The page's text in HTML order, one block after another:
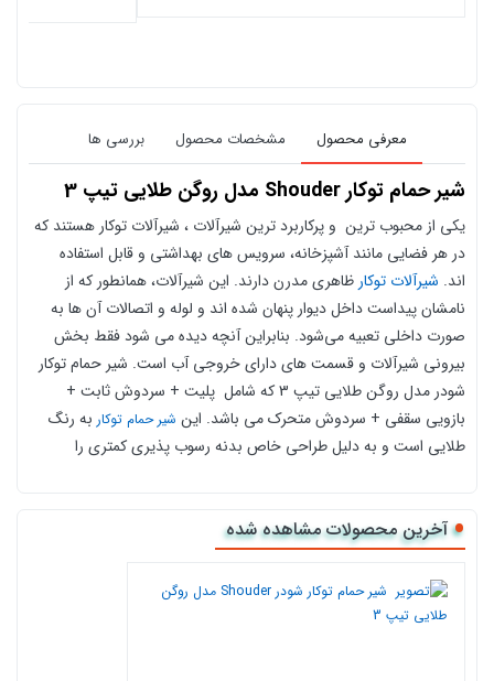
معرفی محصول مشخصات محصول بررسی ها
شیر حمام توکار Shouder مدل روگن طلایی تیپ 3
یکی از محبوب ترین و پرکاربرد ترین شیرآلات ، شیرآلات توکار هستند که
در هر فضایی مانند آشپزخانه، سرویس‌ های بهداشتی و قابل استفاده‌
اند. شیرآلات توکار ظاهری مدرن دارند. این شیرآلات، همانطور که از
نامشان پیداست داخل دیوار پنهان شده‌ اند و لوله و اتصالات آن‌ ها به
صورت داخلی تعبیه می‌شود. بنابراین آنچه دیده می‌ شود فقط بخش
بیرونی شیرآلات و قسمت‌ های دارای خروجی آب است. شیر حمام توکار
شودر مدل روگن
طلایی تیپ 3 که شامل پلیت + سردوش ثابت +
بازویی سقفی + سردوش متحرک می باشد. این شیر حمام توکار به رنگ
طلایی است و به دلیل طراحی خاص بدنه رسوب پذیری کمتری را
حمام توکار شودر از آلیاژ برنج 35 میلی متری می باشد. این آلیاژ در برابر
خوردگی، زنگ‌ زدگی و اکسید شدن مقاومت بالایی دارد. ساختار
شودربه صورت ارگونومیک بوده و به راحتی تمیز می شود. توجه داشته
باشید این شیر شامل متعلقات می‌ باشد و برای نصب نیاز است تا شیر
آخرین محصولات مشاهده شده